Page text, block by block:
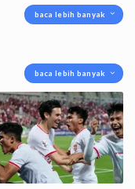
baca lebih banyak
baca lebih banyak